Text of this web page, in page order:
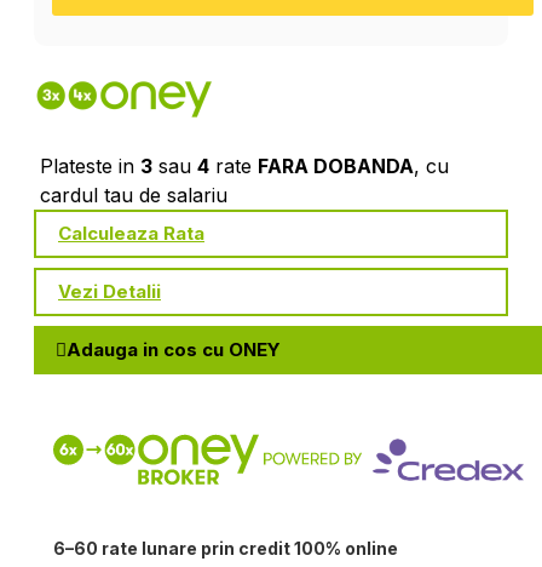
Plateste in 3 sau 4 rate FARA DOBANDA, cu
cardul tau de salariu
Calculeaza Rata
Vezi Detalii
Adauga in cos cu ONEY
6–60 rate lunare prin credit 100% online